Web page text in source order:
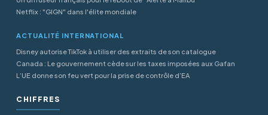
Netflix : "GIGN" dans l'élite mondiale
ACTUALITÉ INTERNATIONAL
Disney autorise TikTok à utiliser des extraits de son catalogue
Canada : Le gouvernement cède sur les taxes imposées aux Gafan
L’UE donne son feu vert pour la prise de contrôle d’EA
CHIFFRES